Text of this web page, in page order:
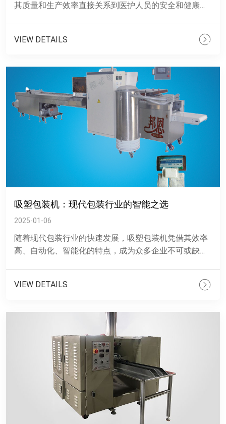
其质量和生产效率直接关系到医护人员的安全和健康。
VIEW DETAILS
吸塑包装机：现代包装行业的智能之选
2025-01-06
随着现代包装行业的快速发展，吸塑包装机凭借其效率
高、自动化、智能化的特点，成为众多企业不可或缺的
VIEW DETAILS